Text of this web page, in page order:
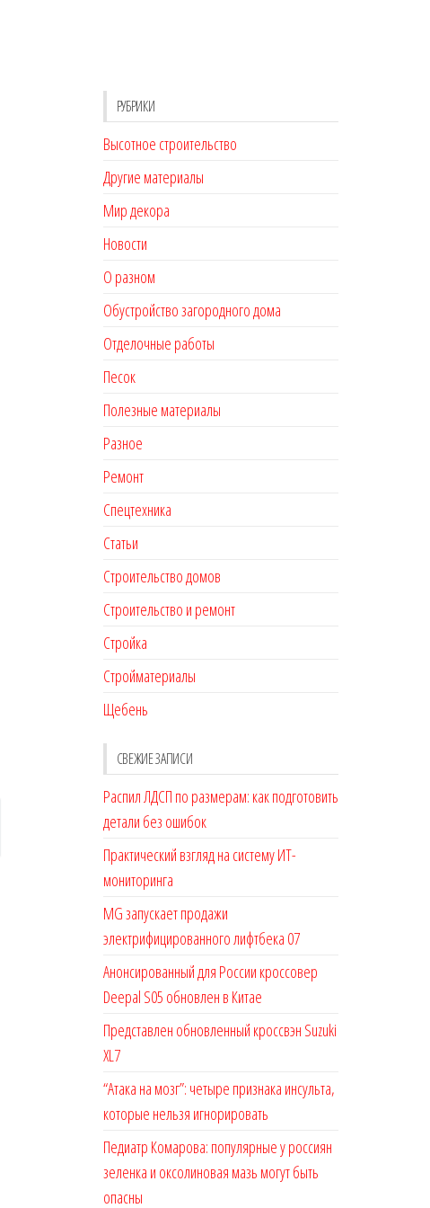
РУБРИКИ
Высотное строительство
Другие материалы
Мир декора
Новости
О разном
Обустройство загородного дома
Отделочные работы
Песок
Полезные материалы
Разное
Ремонт
Спецтехника
Статьи
Строительство домов
Строительство и ремонт
Стройка
Стройматериалы
Щебень
СВЕЖИЕ ЗАПИСИ
Распил ЛДСП по размерам: как подготовить
детали без ошибок
Практический взгляд на систему ИТ-
мониторинга
MG запускает продажи
электрифицированного лифтбека 07
Анонсированный для России кроссовер
Deepal S05 обновлен в Китае
Представлен обновленный кроссвэн Suzuki
XL7
“Атака на мозг”: четыре признака инсульта,
которые нельзя игнорировать
Педиатр Комарова: популярные у россиян
зеленка и оксолиновая мазь могут быть
опасны